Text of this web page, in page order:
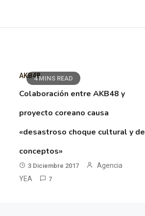
4 MINS READ
AKB48
Colaboración entre AKB48 y
proyecto coreano causa
«desastroso choque cultural y de
conceptos»
3 Diciembre 2017
Agencia
YEA
7